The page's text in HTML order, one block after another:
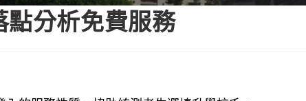
分析免費服務